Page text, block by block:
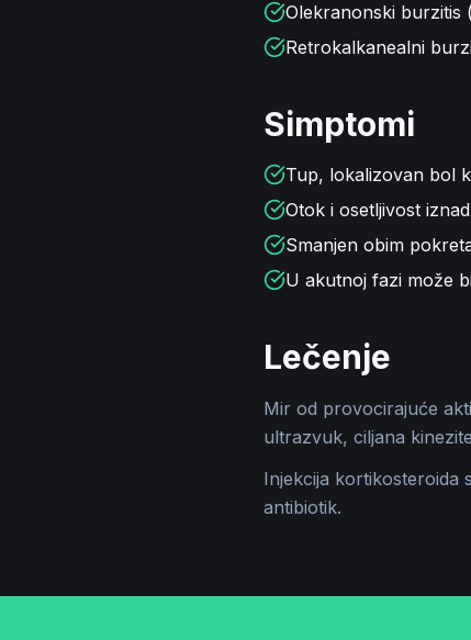
Olekranonski burzitis
Retrokalkanealni
Simptomi
Tup, lokalizovan bol
Otok i osetljivost
Smanjen obim
U akutnoj fazi može
Lečenje
Mir od provocirajuće
ultrazvuk, ciljana
Injekcija kortikosteroida
antibiotik.